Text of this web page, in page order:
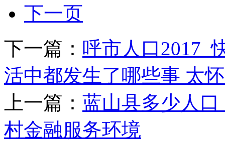
下一页
下一篇： 呼市人口2017_
活中都发生了哪些事 太
上一篇： 蓝山县多少人
村金融服务环境